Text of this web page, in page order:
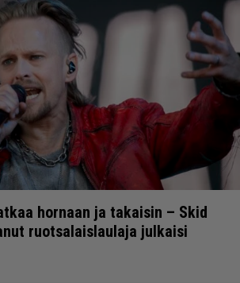
hornaan ja takaisin – Skid
ruotsalaislaulaja julkaisi